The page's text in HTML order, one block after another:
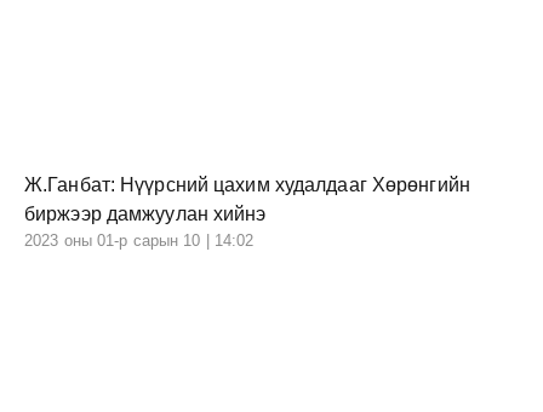
Ж.Ганбат: Нүүрсний цахим худалдааг Хөрөнгийн
биржээр дамжуулан хийнэ
2023 оны 01-р сарын 10 | 14:02